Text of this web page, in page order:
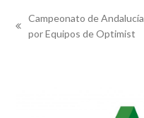
previous
Campeonato de Andalucía
por Equipos de Optimist